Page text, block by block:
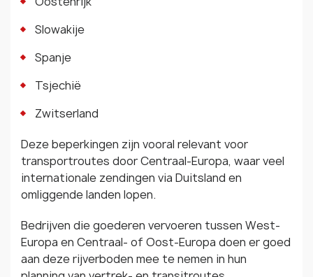
Slowakije
Spanje
Tsjechië
Zwitserland
Deze beperkingen zijn vooral relevant voor
transportroutes door Centraal-Europa, waar veel
internationale zendingen via Duitsland en
omliggende landen lopen.
Bedrijven die goederen vervoeren tussen West-
Europa en Centraal- of Oost-Europa doen er goed
aan deze rijverboden mee te nemen in hun